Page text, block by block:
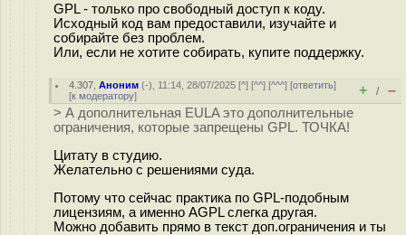
GPL - только про свободный доступ к коду.
Исходный код вам предоставили, изучайте и
собирайте без проблем.
Или, если не хотите собирать, купите поддержку.
4.307 ,Аноним (-), 11:14, 28/07/2025 [^] [^^] [^^^] [ответить]
[к модератору] + / –
> А дополнительная EULA это дополнительные
ограничения, которые запрещены GPL. ТОЧКА!
Цитату в студию.
Желательно с решениями суда.
Потому что сейчас практика по GPL-подобным
лицензиям, а именно AGPL слегка другая.
Можно добавить прямо в текст доп.ограничения и ты